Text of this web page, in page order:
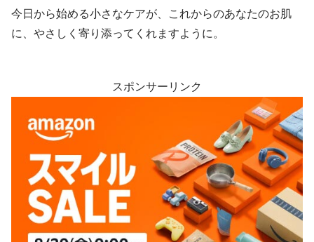
今日から始める小さなケアが、これからのあなたのお肌
に、やさしく寄り添ってくれますように。
スポンサーリンク